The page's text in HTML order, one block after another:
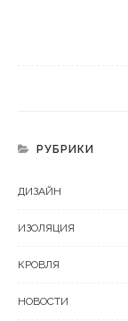
РУБРИКИ
ДИЗАЙН
ИЗОЛЯЦИЯ
КРОВЛЯ
НОВОСТИ